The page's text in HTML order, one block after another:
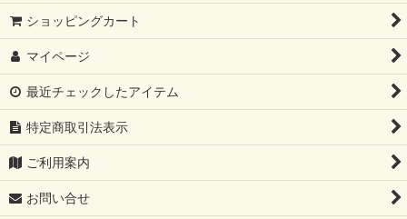
ショッピングカート
マイページ
最近チェックしたアイテム
特定商取引法表示
ご利用案内
お問い合せ